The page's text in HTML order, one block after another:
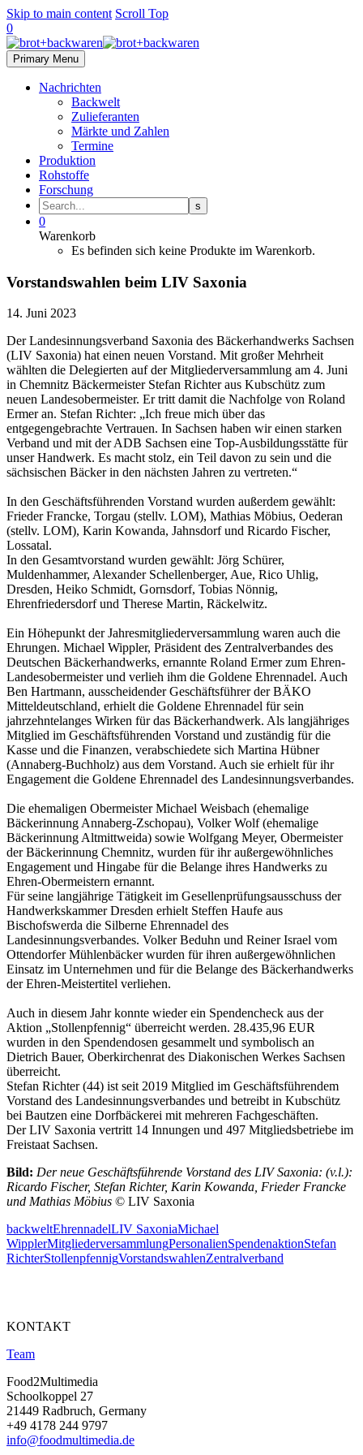
Skip to main content Scroll Top
0
Primary Menu
Nachrichten
Backwelt
Zulieferanten
Märkte und Zahlen
Termine
Produktion
Rohstoffe
Forschung
0
Warenkorb
Es befinden sich keine Produkte im Warenkorb.
Vorstandswahlen beim LIV Saxonia
14. Juni 2023
Der Landesinnungsverband Saxonia des Bäckerhandwerks Sachsen
(LIV Saxonia) hat einen neuen Vorstand. Mit großer Mehrheit
wählten die Delegierten auf der Mitgliederversammlung am 4. Juni
in Chemnitz Bäckermeister Stefan Richter aus Kubschütz zum
neuen Landesobermeister. Er tritt damit die Nachfolge von Roland
Ermer an. Stefan Richter: „Ich freue mich über das
entgegengebrachte Vertrauen. In Sachsen haben wir einen starken
Verband und mit der ADB Sachsen eine Top-Ausbildungsstätte für
unser Handwerk. Es macht stolz, ein Teil davon zu sein und die
sächsischen Bäcker in den nächsten Jahren zu vertreten.“
In den Geschäftsführenden Vorstand wurden außerdem gewählt:
Frieder Francke, Torgau (stellv. LOM), Mathias Möbius, Oederan
(stellv. LOM), Karin Kowanda, Jahnsdorf und Ricardo Fischer,
Lossatal.
In den Gesamtvorstand wurden gewählt: Jörg Schürer,
Muldenhammer, Alexander Schellenberger, Aue, Rico Uhlig,
Dresden, Heiko Schmidt, Gornsdorf, Tobias Nönnig,
Ehrenfriedersdorf und Therese Martin, Räckelwitz.
Ein Höhepunkt der Jahresmitgliederversammlung waren auch die
Ehrungen. Michael Wippler, Präsident des Zentralverbandes des
Deutschen Bäckerhandwerks, ernannte Roland Ermer zum Ehren-
Landesobermeister und verlieh ihm die Goldene Ehrennadel. Auch
Ben Hartmann, ausscheidender Geschäftsführer der BÄKO
Mitteldeutschland, erhielt die Goldene Ehrennadel für sein
jahrzehntelanges Wirken für das Bäckerhandwerk. Als langjähriges
Mitglied im Geschäftsführenden Vorstand und zuständig für die
Kasse und die Finanzen, verabschiedete sich Martina Hübner
(Annaberg-Buchholz) aus dem Vorstand. Auch sie erhielt für ihr
Engagement die Goldene Ehrennadel des Landesinnungsverbandes.
Die ehemaligen Obermeister Michael Weisbach (ehemalige
Bäckerinnung Annaberg-Zschopau), Volker Wolf (ehemalige
Bäckerinnung Altmittweida) sowie Wolfgang Meyer, Obermeister
der Bäckerinnung Chemnitz, wurden für ihr außergewöhnliches
Engagement und Hingabe für die Belange ihres Handwerks zu
Ehren-Obermeistern ernannt.
Für seine langjährige Tätigkeit im Gesellenprüfungsausschuss der
Handwerkskammer Dresden erhielt Steffen Haufe aus
Bischofswerda die Silberne Ehrennadel des
Landesinnungsverbandes. Volker Beduhn und Reiner Israel vom
Ottendorfer Mühlenbäcker wurden für ihren außergewöhnlichen
Einsatz im Unternehmen und für die Belange des Bäckerhandwerks
der Ehren-Meistertitel verliehen.
Auch in diesem Jahr konnte wieder ein Spendencheck aus der
Aktion „Stollenpfennig“ überreicht werden. 28.435,96 EUR
wurden in den Spendendosen gesammelt und symbolisch an
Dietrich Bauer, Oberkirchenrat des Diakonischen Werkes Sachsen
überreicht.
Stefan Richter (44) ist seit 2019 Mitglied im Geschäftsführendem
Vorstand des Landesinnungsverbandes und betreibt in Kubschütz
bei Bautzen eine Dorfbäckerei mit mehreren Fachgeschäften.
Der LIV Saxonia vertritt 14 Innungen und 497 Mitgliedsbetriebe im
Freistaat Sachsen.
Bild: Der neue Geschäftsführende Vorstand des LIV Saxonia: (v.l.):
Ricardo Fischer, Stefan Richter, Karin Kowanda, Frieder Francke
und Mathias Möbius © LIV Saxonia
backweltEhrennadelLIV SaxoniaMichael
WipplerMitgliederversammlungPersonalienSpendenaktionStefan
RichterStollenpfennigVorstandswahlenZentralverband
KONTAKT
Team
Food2Multimedia
Schoolkoppel 27
21449 Radbruch, Germany
+49 4178 244 9797
info@foodmultimedia.de